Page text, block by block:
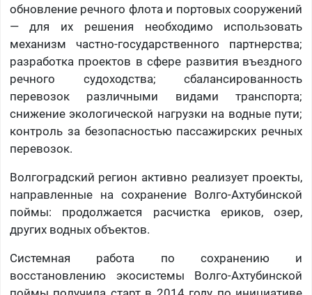
обновление речного флота и портовых сооружений
— для их решения необходимо использовать
механизм частно-государственного партнерства;
разработка проектов в сфере развития въездного
речного судоходства; сбалансированность
перевозок различными видами транспорта;
снижение экологической нагрузки на водные пути;
контроль за безопасностью пассажирских речных
перевозок.
Волгоградский регион активно реализует проекты,
направленные на сохранение Волго-Ахтубинской
поймы: продолжается расчистка ериков, озер,
других водных объектов.
Системная работа по сохранению и
восстановлению экосистемы Волго-Ахтубинской